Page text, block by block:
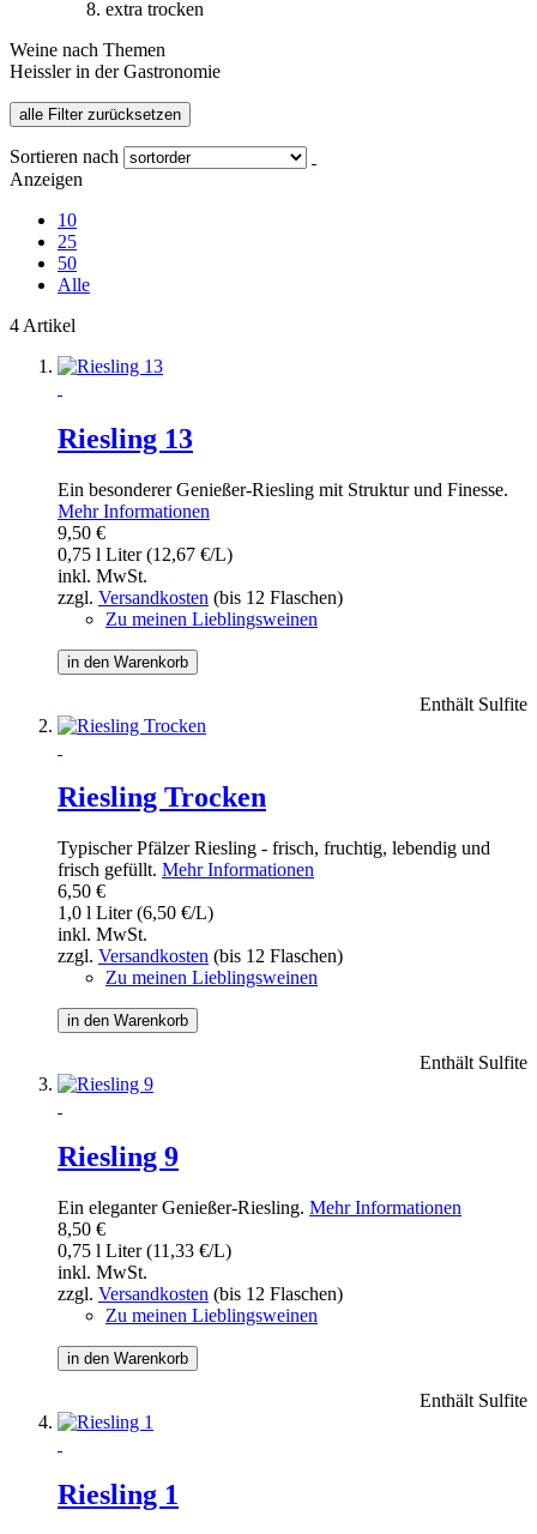
extra trocken
Weine nach Themen
Heissler in der Gastronomie
alle Filter zurücksetzen
Sortieren nach
Anzeigen
10
25
50
Alle
4 Artikel
Riesling 13
Ein besonderer Genießer-Riesling mit Struktur und Finesse.
Mehr Informationen
9,50 €
0,75 l Liter (12,67 €/L)
inkl. MwSt.
zzgl. Versandkosten (bis 12 Flaschen)
Zu meinen Lieblingsweinen
in den Warenkorb
Enthält Sulfite
Riesling Trocken
Typischer Pfälzer Riesling - frisch, fruchtig, lebendig und
frisch gefüllt. Mehr Informationen
6,50 €
1,0 l Liter (6,50 €/L)
inkl. MwSt.
zzgl. Versandkosten (bis 12 Flaschen)
Zu meinen Lieblingsweinen
in den Warenkorb
Enthält Sulfite
Riesling 9
Ein eleganter Genießer-Riesling. Mehr Informationen
8,50 €
0,75 l Liter (11,33 €/L)
inkl. MwSt.
zzgl. Versandkosten (bis 12 Flaschen)
Zu meinen Lieblingsweinen
in den Warenkorb
Enthält Sulfite
Riesling 1